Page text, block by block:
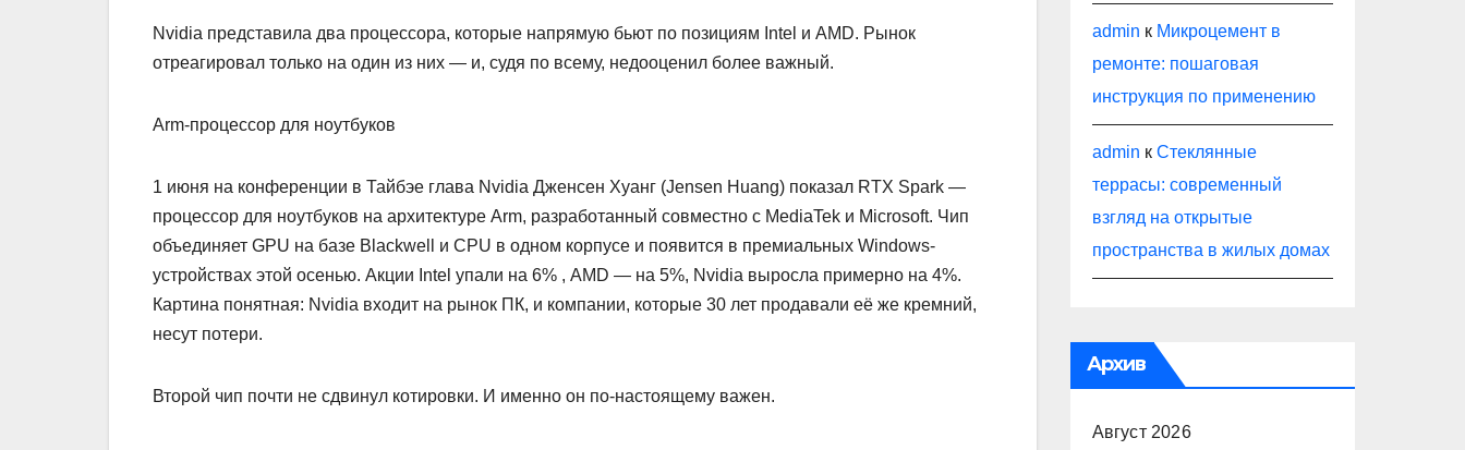
Nvidia представила два процессора, которые напрямую бьют по позициям Intel и AMD. Рынок
отреагировал только на один из них — и, судя по всему, недооценил более важный.
Arm-процессор для ноутбуков
1 июня на конференции в Тайбэе глава Nvidia Дженсен Хуанг (Jensen Huang) показал RTX Spark —
процессор для ноутбуков на архитектуре Arm, разработанный совместно с MediaTek и Microsoft. Чип
объединяет GPU на базе Blackwell и CPU в одном корпусе и появится в премиальных Windows-
устройствах этой осенью. Акции Intel упали на 6% , AMD — на 5%, Nvidia выросла примерно на 4%.
Картина понятная: Nvidia входит на рынок ПК, и компании, которые 30 лет продавали её же кремний,
несут потери.
Второй чип почти не сдвинул котировки. И именно он по-настоящему важен.
admin к Микроцемент в
ремонте: пошаговая
инструкция по применению
admin к Стеклянные
террасы: современный
взгляд на открытые
пространства в жилых домах
Архив
Август 2026